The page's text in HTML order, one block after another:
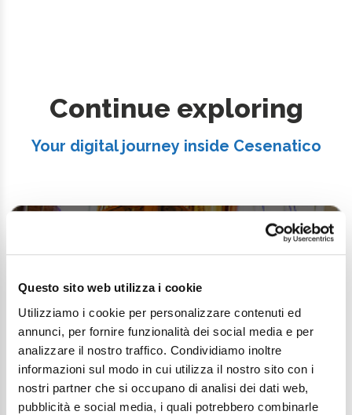
Questo sito web utilizza i cookie
Utilizziamo i cookie per personalizzare contenuti ed
annunci, per fornire funzionalità dei social media e per
analizzare il nostro traffico. Condividiamo inoltre
informazioni sul modo in cui utilizza il nostro sito con i
nostri partner che si occupano di analisi dei dati web,
pubblicità e social media, i quali potrebbero combinarle
Continue exploring
Your digital journey inside Cesenatico